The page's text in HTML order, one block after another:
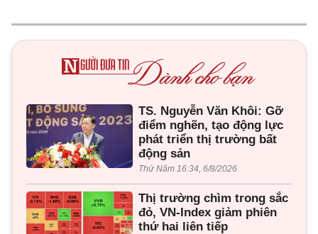
TS. Nguyễn Văn Khôi: Gỡ
điểm nghẽn, tạo động lực
phát triển thị trường bất
động sản
Thứ Năm 16:34, 6/8/2026
Thị trường chìm trong sắc
đỏ, VN-Index giảm phiên
thứ hai liên tiếp